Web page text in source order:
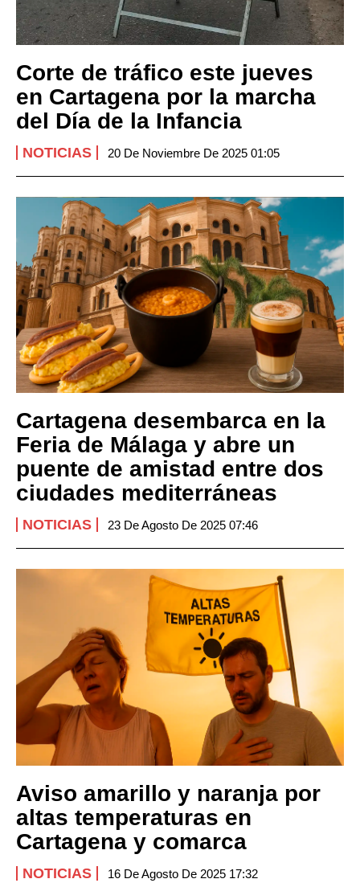
Corte de tráfico este jueves
en Cartagena por la marcha
del Día de la Infancia
NOTICIAS 20 De Noviembre De 2025 01:05
Cartagena desembarca en la
Feria de Málaga y abre un
puente de amistad entre dos
ciudades mediterráneas
NOTICIAS 23 De Agosto De 2025 07:46
Aviso amarillo y naranja por
altas temperaturas en
Cartagena y comarca
NOTICIAS 16 De Agosto De 2025 17:32